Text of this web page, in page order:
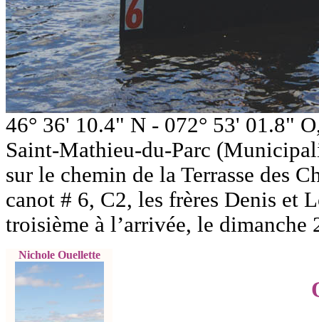
46° 36' 10.4" N - 072° 53' 01.8"
Saint-Mathieu-du-Parc
sur le chemin de la Terrasse des
canot # 6, C2, les frères Denis et
troisième à l’arrivée, le
Nichole Ouellette